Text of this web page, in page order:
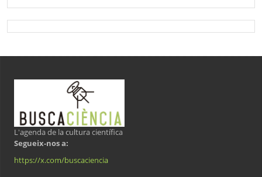
L'agenda de la cultura científica
Segueix-nos a:
https://x.com/buscaciencia